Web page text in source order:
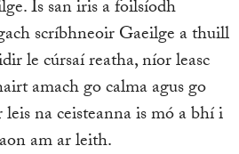
Is san iris a foilsíodh
scríbhneoir Gaeilge a thuill
le cúrsaí reatha, níor leasc
amach go calma agus go
na ceisteanna is mó a bhí i
am ar leith.